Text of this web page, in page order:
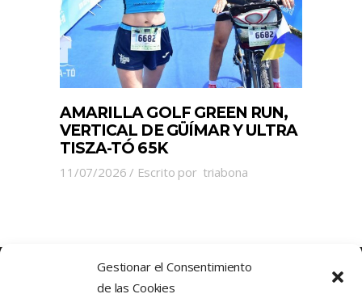
Gestionar el Consentimiento
de las Cookies
AMARILLA GOLF GREEN RUN,
VERTICAL DE GÜÍMAR Y ULTRA
TISZA-TÓ 65K
11/07/2026 Escrito por triabona